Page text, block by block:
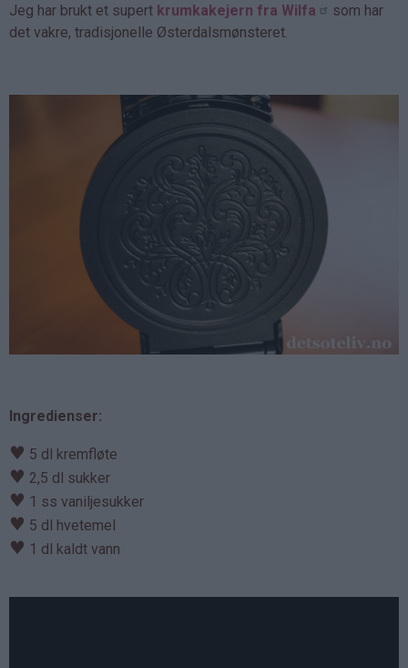
Jeg har brukt et supert krumkakejern fra Wilfa
som har
det vakre, tradisjonelle Østerdalsmønsteret.
Ingredienser:
♥ 5 dl kremfløte
♥ 2,5 dl sukker
♥ 1 ss vaniljesukker
♥ 5 dl hvetemel
♥ 1 dl kaldt vann